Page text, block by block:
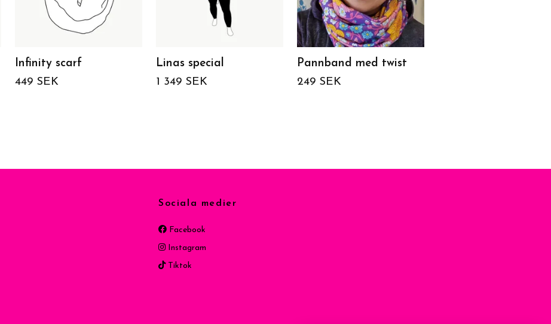
Infinity scarf
449 SEK
Linas special
1 349 SEK
Pannband med twist
249 SEK
Sociala medier
Facebook
Instagram
Tiktok